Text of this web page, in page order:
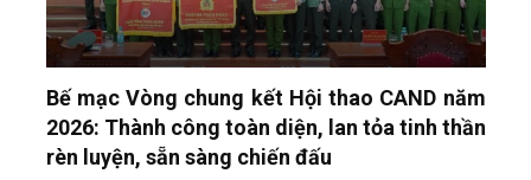
Bế mạc Vòng chung kết Hội thao CAND năm
2026: Thành công toàn diện, lan tỏa tinh thần
rèn luyện, sẵn sàng chiến đấu